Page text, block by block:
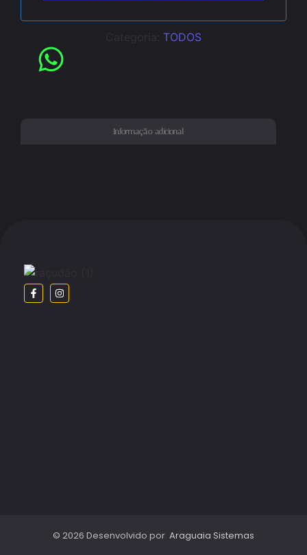
TODOS
Informação adicional
© 2026 Desenvolvido por Araguaia Sistemas